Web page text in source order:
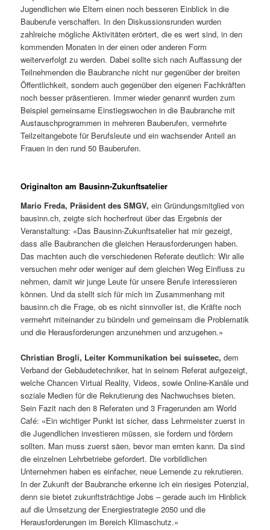
Jugendlichen wie Eltern einen noch besseren Einblick in die
Bauberufe verschaffen. In den Diskussionsrunden wurden
zahlreiche mögliche Aktivitäten erörtert, die es wert sind, in den
kommenden Monaten in der einen oder anderen Form
weiterverfolgt zu werden. Dabei sollte sich nach Auffassung der
Teilnehmenden die Baubranche nicht nur gegenüber der breiten
Öffentlichkeit, sondern auch gegenüber den eigenen Fachkräften
noch besser präsentieren. Immer wieder genannt wurden zum
Beispiel gemeinsame Einstiegswochen in die Baubranche mit
Austausch­programmen in mehreren Bauberufen, vermehrte
Teilzeitangebote für Berufsleute und ein wachsender Anteil an
Frauen in den rund 50 Bauberufen.
Originalton am Bausinn-Zukunftsatelier
Mario Freda, Präsident des SMGV, ein Gründungsmitglied von
bausinn.ch, zeigte sich hocherfreut über das Ergebnis der
Veranstaltung: «Das Bausinn-Zukunftsatelier hat mir gezeigt,
dass alle Baubranchen die gleichen Herausforderungen haben.
Das machten auch die verschiedenen Referate deutlich: Wir alle
versuchen mehr oder weniger auf dem gleichen Weg Einfluss zu
nehmen, damit wir junge Leute für unsere Berufe interessieren
können. Und da stellt sich für mich im Zusammenhang mit
bausinn.ch die Frage, ob es nicht sinnvoller ist, die Kräfte noch
vermehrt miteinander zu bündeln und gemeinsam die Problematik
und die Herausforderungen anzunehmen und anzugehen.»
Christian Brogli, Leiter Kommunikation bei suissetec, dem
Verband der Gebäudetechniker, hat in seinem Referat aufgezeigt,
welche Chancen Virtual Reality, Videos, sowie Online-Kanäle und
soziale Medien für die Rekrutierung des Nachwuchses bieten.
Sein Fazit nach den 8 Referaten und 3 Fragerunden am World
Café: «Ein wichtiger Punkt ist sicher, dass Lehrmeister zuerst in
die Jugendlichen investieren müssen, sie fordern und fördern
sollten. Man muss zuerst säen, bevor man ernten kann. Da sind
die einzelnen Lehrbetriebe gefordert. Die vorbildlichen
Unternehmen haben es einfacher, neue Lernende zu rekrutieren.
In der Zukunft der Baubranche erkenne ich ein riesiges Potenzial,
denn sie bietet zukunftsträchtige Jobs – gerade auch im Hinblick
auf die Umsetzung der Energiestrategie 2050 und die
Herausforderungen im Bereich Klimaschutz.»